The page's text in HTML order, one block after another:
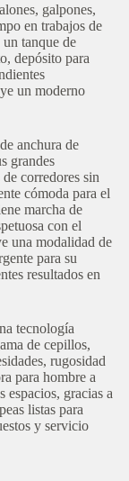
galpones,
en trabajos de
tanque de
depósito para
un moderno
anchura de
grandes
corredores sin
cómoda para el
marcha de
con el
una modalidad de
para su
resultados en
tecnología
de cepillos,
rugosidad
para hombre a
espacios, gracias a
listas para
y servicio